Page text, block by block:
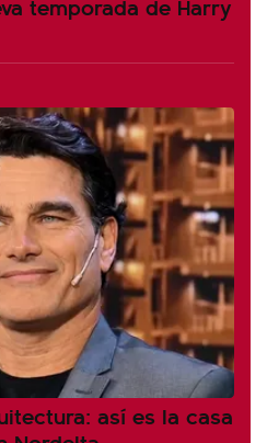
temporada de Harry
así es la casa